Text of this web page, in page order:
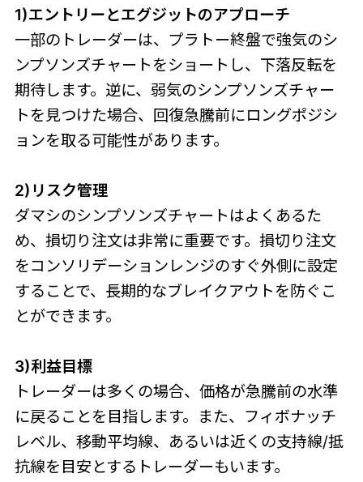
1)エントリーとエグジットのアプローチ
一部のトレーダーは、プラトー終盤で強気のシ
ンプソンズチャートをショートし、下落反転を
期待します。逆に、弱気のシンプソンズチャー
トを見つけた場合、回復急騰前にロングポジシ
ョンを取る可能性があります。
2)リスク管理
ダマシのシンプソンズチャートはよくあるた
め、損切り注文は非常に重要です。損切り注文
をコンソリデーションレンジのすぐ外側に設定
することで、長期的なブレイクアウトを防ぐこ
とができます。
3)利益目標
トレーダーは多くの場合、価格が急騰前の水準
に戻ることを目指します。また、フィボナッチ
レベル、移動平均線、あるいは近くの支持線/抵
抗線を目安とするトレーダーもいます。